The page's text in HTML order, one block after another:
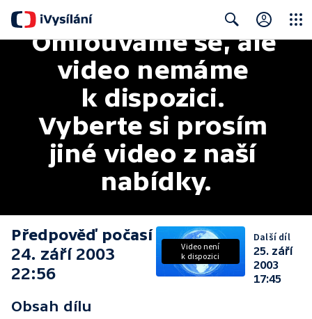
Search
Omlouváme se, ale
video nemáme
k dispozici.
Vyberte si prosím
jiné video z naší
nabídky.
Předpověď počasí
24. září 2003
22:56
Obsah dílu
Video není
k dispozici
Další díl
25. září
2003
17:45